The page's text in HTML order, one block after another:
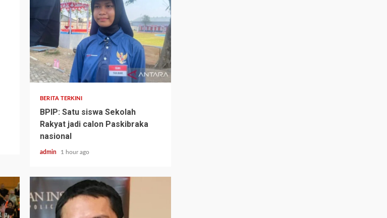
BERITA TERKINI
BPIP: Satu siswa Sekolah
Rakyat jadi calon Paskibraka
nasional
admin 1 hour ago